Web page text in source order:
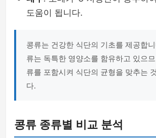
도움이 됩니다.
콩류는 건강한 식단의 기초를 제공합
류는 독특한 영양소를 함유하고 있으
류를 포함시켜 식단의 균형을 맞추는
다.
콩류 종류별 비교 분석